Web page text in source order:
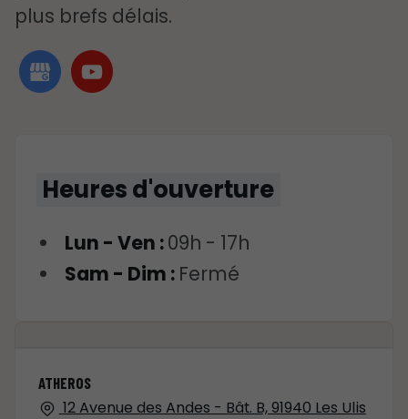
plus brefs délais.
Heures d'ouverture
Lun - Ven :09h - 17h
Sam - Dim : Fermé
ATHEROS
12 Avenue des Andes - Bât. B, 91940 Les Ulis